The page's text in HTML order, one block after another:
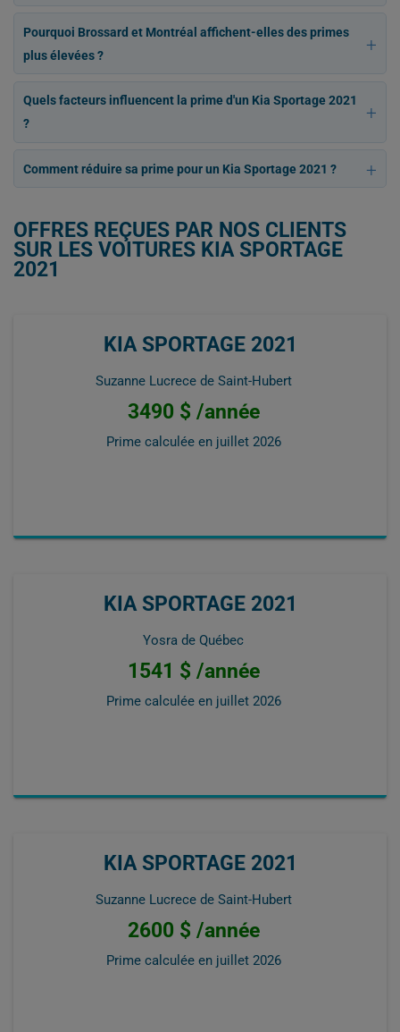
Pourquoi Brossard et Montréal affichent-elles des primes
plus élevées ?
Quels facteurs influencent la prime d'un Kia Sportage 2021
?
Comment réduire sa prime pour un Kia Sportage 2021 ?
OFFRES REÇUES PAR NOS CLIENTS
SUR LES VOITURES KIA SPORTAGE
2021
KIA SPORTAGE 2021
Suzanne Lucrece de Saint-Hubert
3490 $ /année
Prime calculée en juillet 2026
KIA SPORTAGE 2021
Yosra de Québec
1541 $ /année
Prime calculée en juillet 2026
KIA SPORTAGE 2021
Suzanne Lucrece de Saint-Hubert
2600 $ /année
Prime calculée en juillet 2026